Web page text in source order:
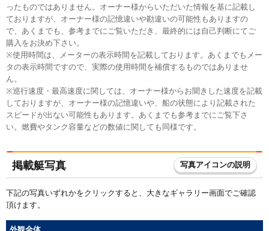
ったものではありません。オーナー様からいただいた情報を基に記載し
ておりますが、オーナー様の記憶違いや勘違いの可能性もありますの
で、あくまでも、参考までにご覧いただき、最終的には自己判断にてご
購入をお決め下さい。
※使用時間は、メーターの表示時間を記載しております。あくまでもメー
タの表示時間ですので、実際の使用時間を補償するものではありませ
ん。
※巡行速度・最高速度に関しては、オーナー様からお聞きした速度を記載
しておりますが、オーナー様の記憶違いや、船の状態により記載された
スピードが出ない可能性もあります。あくまでも参考までにご覧下さ
い。燃費やタンク容量などの数値に関しても同様です。
掲載艇写真 写真アイコンの説明
下記の写真いずれかをクリックすると、大きなギャラリー画面でご確認
頂けます。